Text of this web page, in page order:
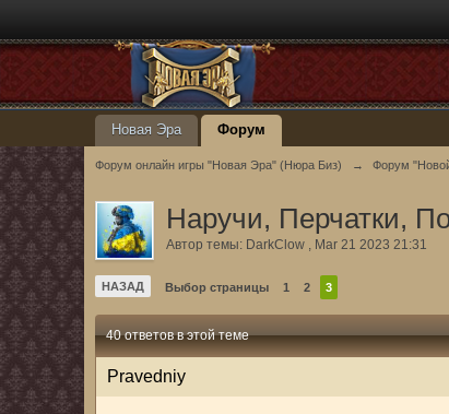
Новая Эра Форум
Форум онлайн игры "Новая Эра" (Нюра Биз) → Форум
Наручи, Перчатки,
Автор темы: DarkClow , Mar 21 2023 21:31
НАЗАД Выбор страницы 1 2 3
40 ответов в этой теме
Pravedniy